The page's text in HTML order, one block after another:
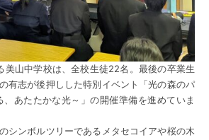
美山中学校は、全校生徒22名。最後の卒業生
有志が後押しした特別イベント「光の森のパ
、あたたかな光～」の開催準備を進めていま
シンボルツリーであるメタセコイアや桜の木